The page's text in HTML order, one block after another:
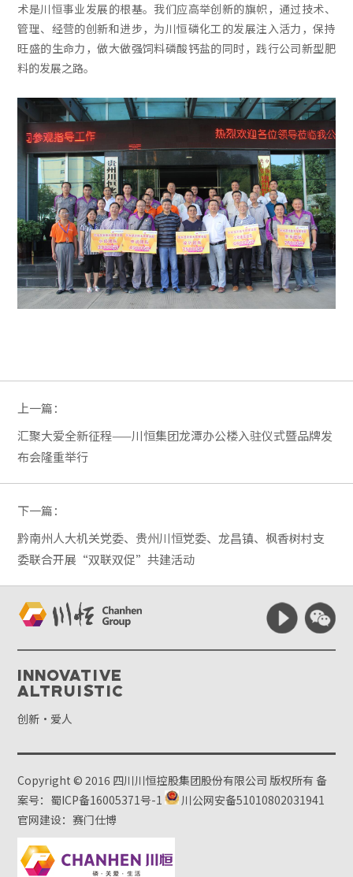
术是川恒事业发展的根基。我们应高举创新的旗帜，通过技术、
管理、经营的创新和进步，为川恒磷化工的发展注入活力，保持
旺盛的生命力，做大做强饲料磷酸钙盐的同时，践行公司新型肥
料的发展之路。
上一篇：
汇聚大爱全新征程——川恒集团龙潭办公楼入驻仪式暨品牌发
布会隆重举行
下一篇：
黔南州人大机关党委、贵州川恒党委、龙昌镇、枫香树村支
委联合开展“双联双促”共建活动
Innovative
Altruistic
创新·爱人
Copyright © 2016 四川川恒控股集团股份有限公司 版权所有备
案号：蜀ICP备16005371号-1
川公网安备51010802031941
官网建设：赛门仕博